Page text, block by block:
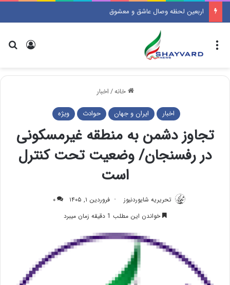
اربعین لحظه وصال عاشق و معشوق
ورود
خانه/اخبار
اخبار ایران و جهان حوادث ویژه
تجاوز دشمن به منطقه‌ غیرمسکونی
در رفسنجان/ وضعیت تحت کنترل
است
تحریریه شایوردنیوز فروردین ۱, ۱۴۰۵
۰
خواندن این مطلب 1 دقیقه زمان میبرد